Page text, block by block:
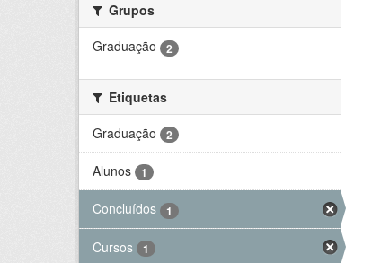
Grupos
Graduação
2
Etiquetas
Graduação
2
Alunos 1
Concluídos 1
Cursos 1